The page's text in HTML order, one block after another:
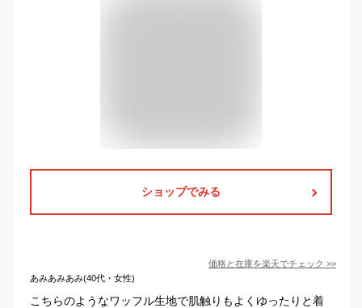
ショップでみる
価格と在庫を楽天でチェック >>
あみあみあみ(40代・女性)
こちらのようなワッフル生地で肌触りもよくゆったりと着